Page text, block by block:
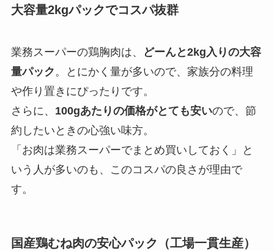
大容量2kgパックでコスパ抜群
業務スーパーの鶏胸肉は、
どーんと2kg入りの大容
量パック。とにかく量が多いので、家族分の料理
や作り置きにぴったりです。
さらに、 100gあたりの価格がとても安いので、節
約したいときの心強い味方。
「お肉は業務スーパーでまとめ買いしておく」と
いう人が多いのも、このコスパの良さが理由で
す。
国産鶏むね肉の安心パック（工場一貫生産）